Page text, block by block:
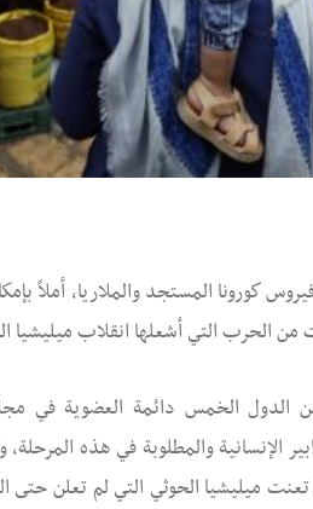
كورونا المستجد والملاريا، أملاً
التي أشعلها انقلاب ميليشيا
الدول الخمس دائمة العضوية في
الإنسانية والمطلوبة في هذه
ميليشيا الحوثي التي لم تعلن حتى